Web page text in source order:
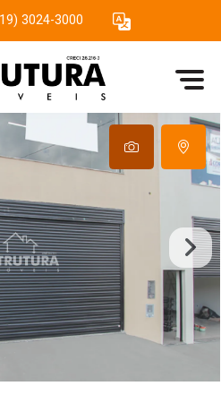
3024-3000